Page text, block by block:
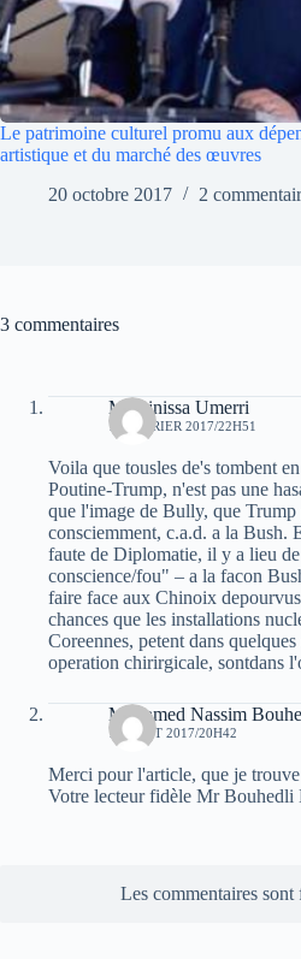
Le patrimoine culturel promu aux
artistique et du marché des œuvres
20 octobre 2017
2
3 commentaires
Massinissa Umerri
11 FÉVRIER 2017/22H51
Voila que tousles de's tombent
Poutine-Trump, n'est pas une
que l'image de Bully, que Trump
consciemment, c.a.d. a la Bush.
faute de Diplomatie, il y a lieu
conscience/fou" – a la facon
faire face aux Chinoix
chances que les installations
Coreennes, petent dans
operation chirirgicale, sontdans
Mohamed Nassim
19 AOÛT 2017/20H42
Merci pour l'article, que je trouve
Votre lecteur fidèle Mr Bouhedli
Les commentaires sont